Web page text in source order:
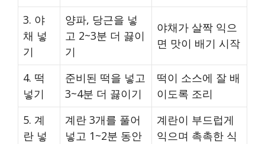
3. 야
채 넣
기
양파, 당근을 넣
고 2~3분 더 끓이
기
야채가 살짝 익으
면 맛이 배기 시작
4. 떡
넣기
준비된 떡을 넣고
3~4분 더 끓이기
떡이 소스에 잘 배
이도록 조리
5. 계
란 넣
계란 3개를 풀어
넣고 1~2분 동안
계란이 부드럽게
익으며 촉촉한 식